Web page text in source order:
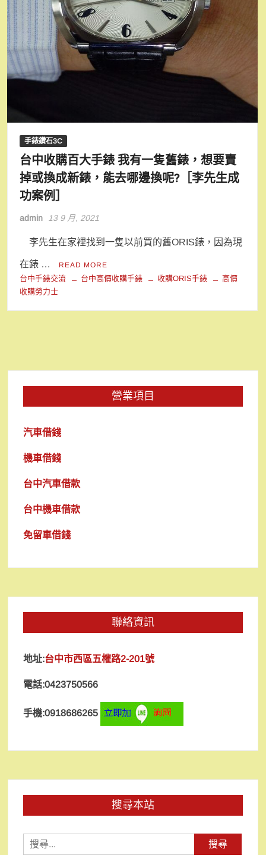
手錶鑽石3C
台中收購百大手錶 我有一隻舊錶，想要賣
掉或換成新錶，能去哪邊換呢?［李先生成
功案例］
admin 13 9 月, 2021
李先生在家裡找到一隻以前買的舊ORIS錶，因為現
在錶 … READ MORE
台中手錶交流 台中高價收購手錶 收購ORIS手錶
高價
收購勞力士
營業項目
汽車借錢
機車借錢
台中汽車借款
台中機車借款
免留車借錢
聯絡資訊
地址:台中市西區五權路2-201號
電話:0423750566
手機:0918686265
搜尋本站